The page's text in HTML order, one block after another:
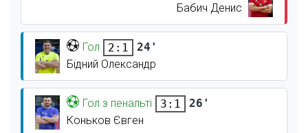
Бабич Денис
Гол 2:1
24'
Бідний Олександр
Гол з пенальті 3:1
26'
Коньков Євген